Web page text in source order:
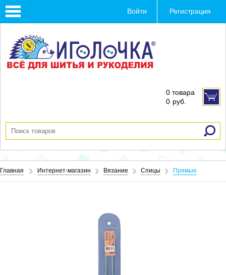
Toggle
navigation
Войти Регистрация
0 товара
0 руб.
Главная Интернет-магазин Вязание Спицы Прямые